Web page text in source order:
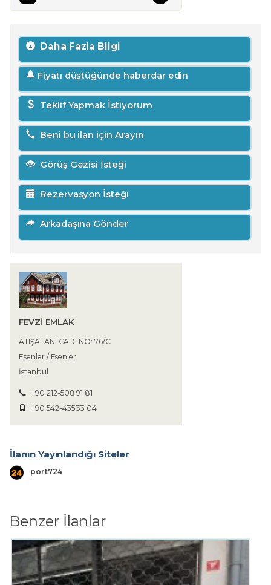
Daha Fazla Bilgi
Fiyatı düştüğünde haberdar edin
Teklif Yapmak İstiyorum
Beni bu ilan için Arayın
Görüş Gezisi İsteği
Rezervasyon İsteği
Arkadaşına Gönder
FEVZİ EMLAK
ATIŞALANI CAD. NO: 76/C
Esenler / Esenler
İstanbul
+90 212-508 91 81
+90 542-435 33 04
İlanın Yayınlandığı Siteler
port724
Benzer İlanlar